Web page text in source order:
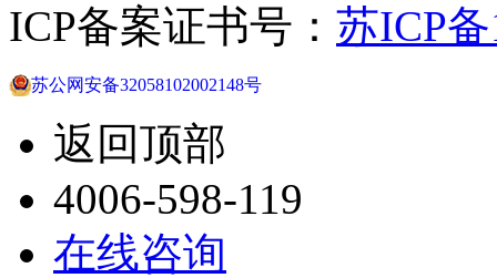
ICP备案证书号： 苏ICP
苏公网安备32058102002148号
返回顶部
4006-598-119
在线咨询